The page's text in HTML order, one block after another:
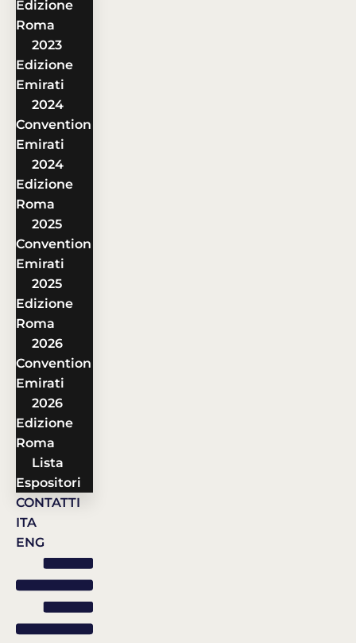
Edizione
Roma
2023
Edizione
Emirati
2024
Convention
Emirati
2024
Edizione
Roma
2025
Convention
Emirati
2025
Edizione
Roma
2026
Convention
Emirati
2026
Edizione
Roma
Lista
Espositori
CONTATTI
ITA
ENG